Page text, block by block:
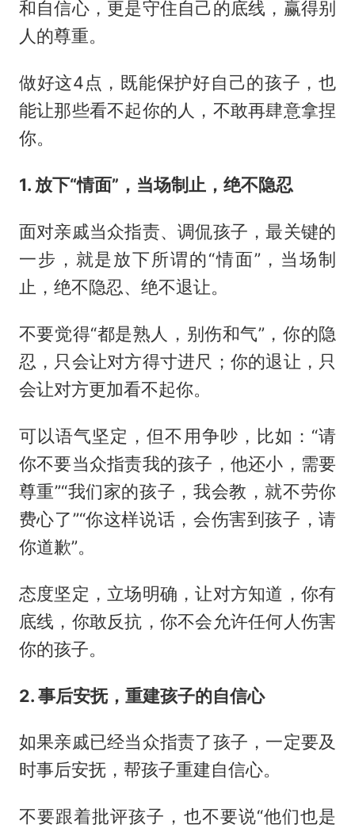
和自信心，更是守住自己的底线，赢得别
人的尊重。
做好这4点，既能保护好自己的孩子，也
能让那些看不起你的人，不敢再肆意拿捏
你。
1. 放下“情面”，当场制止，绝不隐忍
面对亲戚当众指责、调侃孩子，最关键的
一步，就是放下所谓的“情面”，当场制
止，绝不隐忍、绝不退让。
不要觉得“都是熟人，别伤和气”，你的隐
忍，只会让对方得寸进尺；你的退让，只
会让对方更加看不起你。
可以语气坚定，但不用争吵，比如：“请
你不要当众指责我的孩子，他还小，需要
尊重”“我们家的孩子，我会教，就不劳你
费心了”“你这样说话，会伤害到孩子，请
你道歉”。
态度坚定，立场明确，让对方知道，你有
底线，你敢反抗，你不会允许任何人伤害
你的孩子。
2. 事后安抚，重建孩子的自信心
如果亲戚已经当众指责了孩子，一定要及
时事后安抚，帮孩子重建自信心。
不要跟着批评孩子，也不要说“他们也是